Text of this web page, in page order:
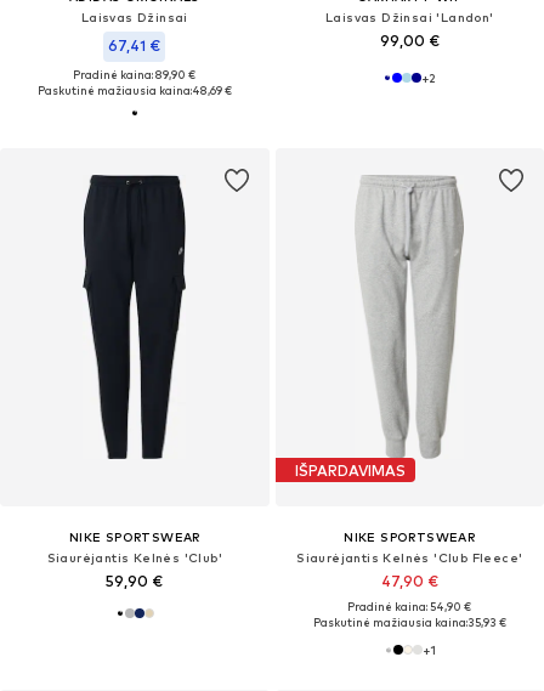
Laisvas Džinsai
67,41 €
Pradinė kaina: 89,90 €
Paskutinė mažiausia kaina:48,69 €
Laisvas Džinsai 'Landon'
99,00 €
+2
NIKE SPORTSWEAR
Siaurėjantis Kelnės 'Club'
59,90 €
IŠPARDAVIMAS
NIKE SPORTSWEAR
Siaurėjantis Kelnės 'Club Fleece'
47,90 €
Pradinė kaina: 54,90 €
Paskutinė mažiausia kaina:35,93 €
+1